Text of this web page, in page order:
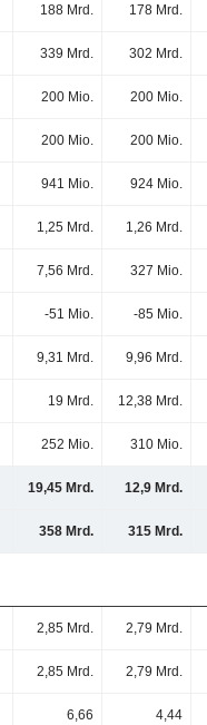
188 Mrd. 178 Mrd.
339 Mrd. 302 Mrd.
200 Mio. 200 Mio.
200 Mio. 200 Mio.
941 Mio. 924 Mio.
1,25 Mrd. 1,26 Mrd.
7,56 Mrd. 327 Mio.
-51 Mio. -85 Mio.
9,31 Mrd. 9,96 Mrd.
19 Mrd. 12,38 Mrd.
252 Mio. 310 Mio.
19,45 Mrd. 12,9 Mrd.
358 Mrd. 315 Mrd.
2,85 Mrd. 2,79 Mrd.
2,85 Mrd. 2,79 Mrd.
6,66 4,44